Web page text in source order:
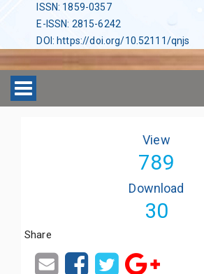
ISSN: 1859-0357
E-ISSN: 2815-6242
DOI : https://doi.org/10.52111/qnjs
Toggle navigation
View
789
Download
30
Share